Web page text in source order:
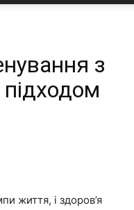
з
життя, і здоров’я